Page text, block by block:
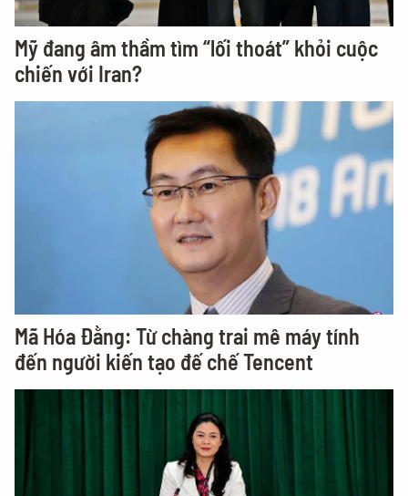
Mỹ đang âm thầm tìm “lối thoát” khỏi cuộc
chiến với Iran?
Mã Hóa Đằng: Từ chàng trai mê máy tính
đến người kiến tạo đế chế Tencent